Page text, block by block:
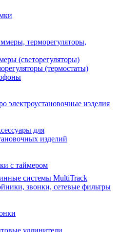
терморегуляторы,
(светорегуляторы)
(термостаты)
электроустановочные изделия
для
изделий
с таймером
системы MultiTrack
звонки, сетевые фильтры
удлинители